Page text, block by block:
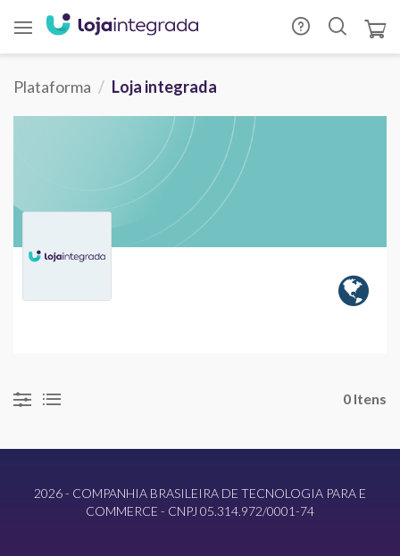
Plataforma Loja integrada
0 Itens
2026 - COMPANHIA BRASILEIRA DE TECNOLOGIA PARA E
COMMERCE - CNPJ 05.314.972/0001-74